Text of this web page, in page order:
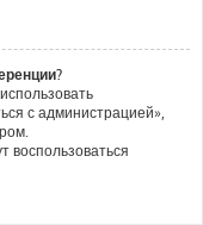
с администрацией»,
воспользоваться